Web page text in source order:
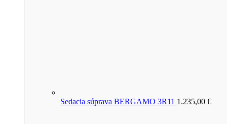
Sedacia súprava BERGAMO 3R11 1.235,00 €